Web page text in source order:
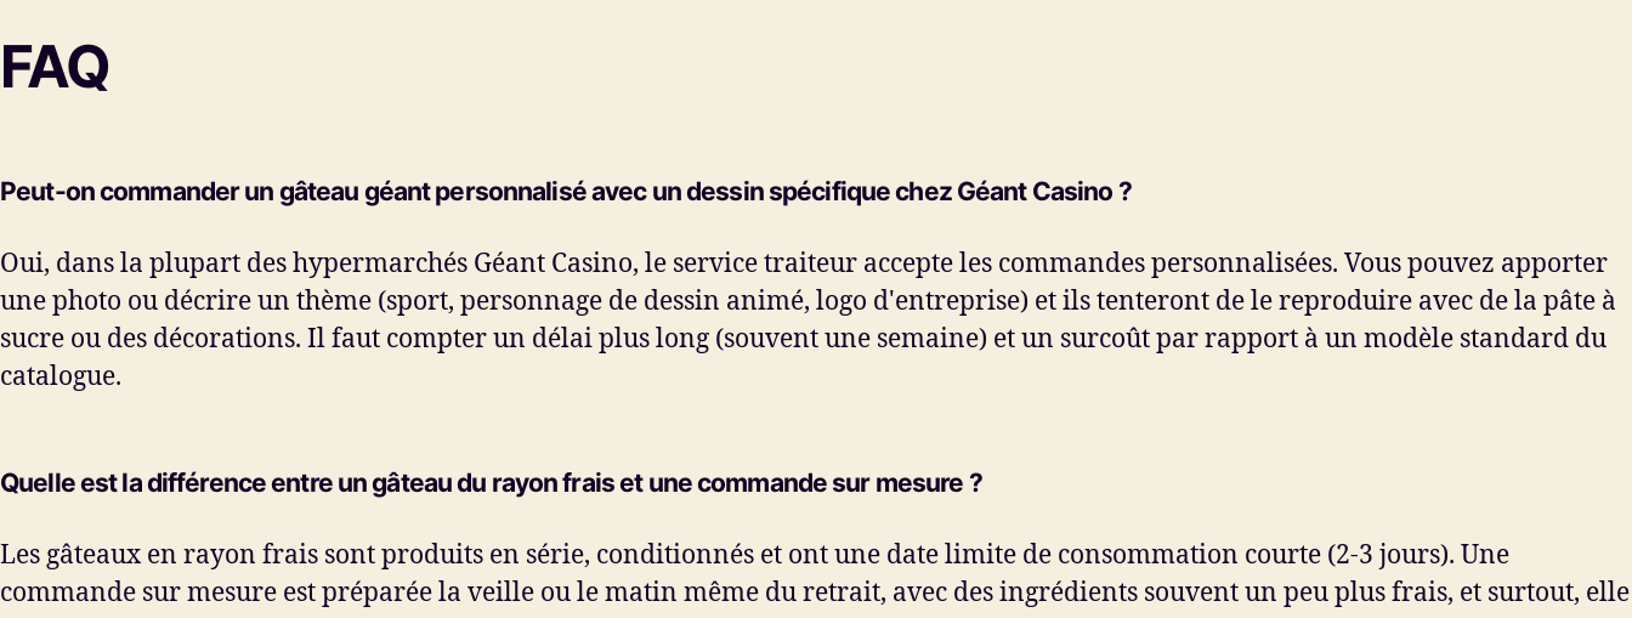
FAQ
Peut-on commander un gâteau géant personnalisé avec un dessin spécifique chez Géant Casino ?
Oui, dans la plupart des hypermarchés Géant Casino, le service traiteur accepte les commandes personnalisées. Vous pouvez apporter
une photo ou décrire un thème (sport, personnage de dessin animé, logo d'entreprise) et ils tenteront de le reproduire avec de la pâte à
sucre ou des décorations. Il faut compter un délai plus long (souvent une semaine) et un surcoût par rapport à un modèle standard du
catalogue.
Quelle est la différence entre un gâteau du rayon frais et une commande sur mesure ?
Les gâteaux en rayon frais sont produits en série, conditionnés et ont une date limite de consommation courte (2-3 jours). Une
commande sur mesure est préparée la veille ou le matin même du retrait, avec des ingrédients souvent un peu plus frais, et surtout, elle